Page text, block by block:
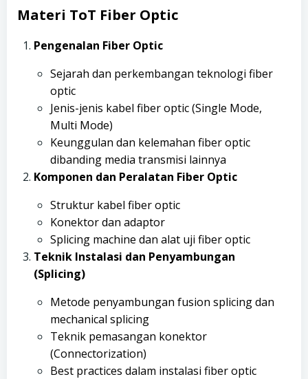
Materi ToT Fiber Optic
Pengenalan Fiber Optic
Sejarah dan perkembangan teknologi fiber
optic
Jenis-jenis kabel fiber optic (Single Mode,
Multi Mode)
Keunggulan dan kelemahan fiber optic
dibanding media transmisi lainnya
Komponen dan Peralatan Fiber Optic
Struktur kabel fiber optic
Konektor dan adaptor
Splicing machine dan alat uji fiber optic
Teknik Instalasi dan Penyambungan
(Splicing)
Metode penyambungan fusion splicing dan
mechanical splicing
Teknik pemasangan konektor
(Connectorization)
Best practices dalam instalasi fiber optic